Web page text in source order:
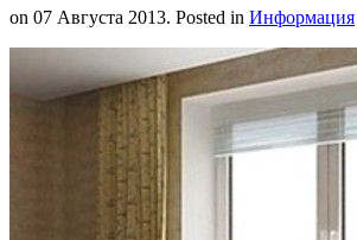
on 07 Августа 2013. Posted in Информация